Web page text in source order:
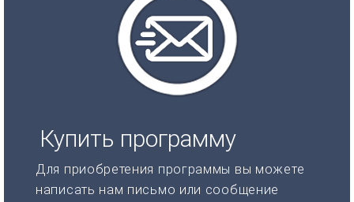
Купить программу
Для приобретения программы вы можете
написать нам письмо или сообщение